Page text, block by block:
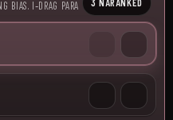
BIAS. I‑DRAG PARA